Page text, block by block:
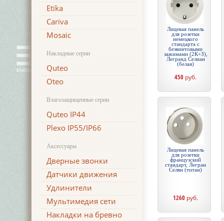
Etika
Cariva
Mosaic
Накладные серии
Quteo
Oteo
Влагозащищенные серии
Quteo IP44
Plexo IP55/IP66
Аксессуары
Дверные звонки
Датчики движения
Удлинители
Мультимедия сети
Накладки на бревно
Лицевая панель
для розетки
немецкого
стандарта с
безвинтовыми
зажимами (2К+З),
Легранд Селиан
(белая)
450 руб.
Лицевая панель
для розетки
французский
стандарт, Легран
Селян (титан)
1260 руб.